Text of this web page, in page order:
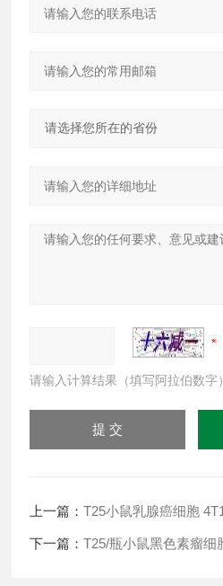
请输入计算结果（填写阿拉伯数字
上一篇：T25小鼠乳腺癌细胞
下一篇：T25/瓶小鼠黑色素瘤细